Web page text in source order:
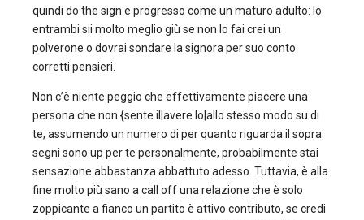
quindi do the sign e progresso come un maturo adulto: lo
entrambi sii molto meglio giù se non lo fai crei un
polverone o dovrai sondare la signora per suo conto
corretti pensieri.
Non c’è niente peggio che effettivamente piacere una
persona che non {sente il|avere lo|allo stesso modo su di
te, assumendo un numero di per quanto riguarda il sopra
segni sono up per te personalmente, probabilmente stai
sensazione abbastanza abbattuto adesso. Tuttavia, è alla
fine molto più sano a call off una relazione che è solo
zoppicante a fianco un partito è attivo contributo, se credi